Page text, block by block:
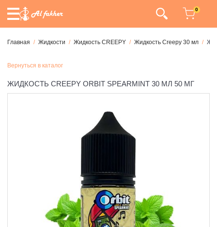
0
Главная Жидкости Жидкость CREEPY Жидкость Creepy 30 мл
Вернуться в каталог
ЖИДКОСТЬ CREEPY ORBIT SPEARMINT 30 МЛ 50 МГ